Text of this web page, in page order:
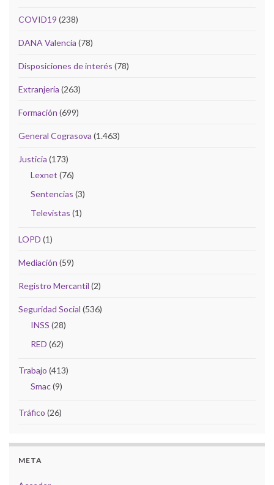
COVID19 (238)
DANA Valencia (78)
Disposiciones de interés (78)
Extranjería (263)
Formación (699)
General Cograsova (1.463)
Justicia (173)
Lexnet (76)
Sentencias (3)
Televistas (1)
LOPD (1)
Mediación (59)
Registro Mercantil (2)
Seguridad Social (536)
INSS (28)
RED (62)
Trabajo (413)
Smac(9)
Tráfico (26)
META